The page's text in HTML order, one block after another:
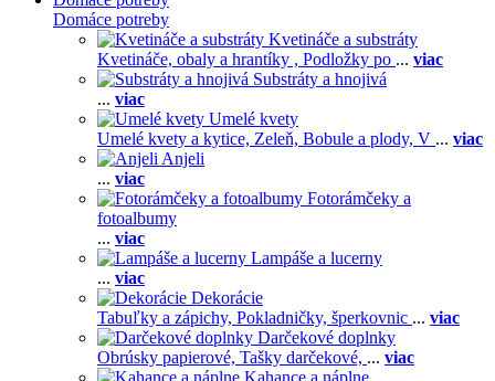
Domáce potreby
Kvetináče a substráty
Kvetináče, obaly a hrantíky , Podložky po ... viac
Substráty a hnojivá
... viac
Umelé kvety
Umelé kvety a kytice, Zeleň, Bobule a plody, V ... viac
Anjeli
... viac
Fotorámčeky a
fotoalbumy
... viac
Lampáše a lucerny
... viac
Dekorácie
Tabuľky a zápichy, Pokladničky, šperkovnic ... viac
Darčekové doplnky
Obrúsky papierové, Tašky darčekové, ... viac
Kahance a náplne